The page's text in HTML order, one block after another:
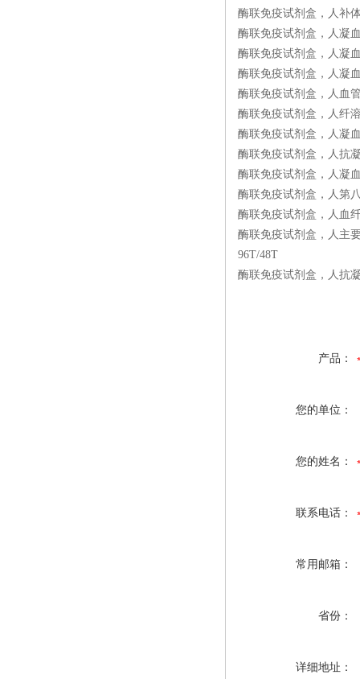
酶联免疫试剂盒，人补
酶联免疫试剂盒，人凝
酶联免疫试剂盒，人凝
酶联免疫试剂盒，人凝
酶联免疫试剂盒，人血
酶联免疫试剂盒，人纤
酶联免疫试剂盒，人凝
酶联免疫试剂盒，人抗
酶联免疫试剂盒，人凝
酶联免疫试剂盒，人第
酶联免疫试剂盒，人血
酶联免疫试剂盒，人主
96T/48T
酶联免疫试剂盒，人抗
产品：
您的单位：
您的姓名：
联系电话：
常用邮箱：
省份：
详细地址：